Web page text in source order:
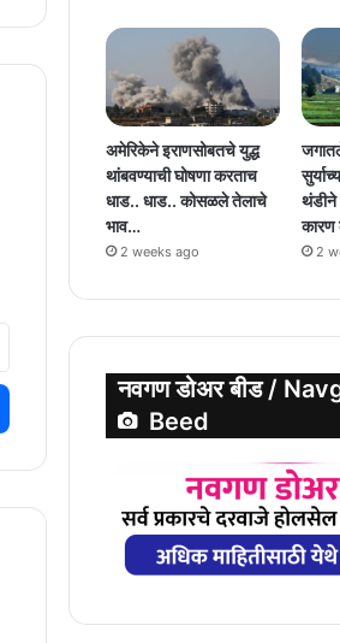
अमेरिकेने इराणसोबतचे युद्ध
थांबवण्याची घोषणा करताच
धाड.. धाड.. कोसळले तेलाचे
भाव…
2 weeks ago
कारण
2
नवगण डोअर बीड /
Beed